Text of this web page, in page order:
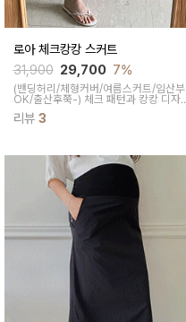
로아 체크캉캉 스커트
31,900 29,700 7%
(밴딩허리/체형커버/여름스커트/임산부
OK/출산후쭉-) 체크 패턴과 캉캉 디자
인이 유니크하면서 빈티지해 포인트 룩
으로 찰떡이면서 아래로 넓게 퍼지는 롱
리뷰 3